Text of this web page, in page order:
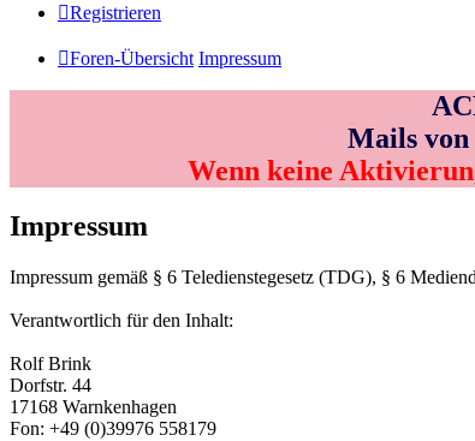
Registrieren
Foren-Übersicht Impressum
Mails von
Wenn keine
Impressum
Impressum gemäß § 6 Teledienstegesetz (TDG), § 6
Verantwortlich für den Inhalt:
Rolf Brink
Dorfstr. 44
17168 Warnkenhagen
Fon: +49 (0)39976 558179